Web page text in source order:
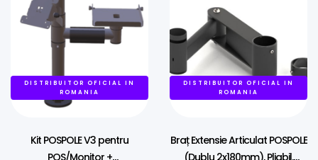
DISTRIBUITOR OFICIAL IN
ROMANIA
Kit POSPOLE V3 pentru
POS/Monitor +
DISTRIBUITOR OFICIAL IN
ROMANIA
Braț Extensie Articulat POSPOLE
(Dublu 2x180mm), Pliabil,